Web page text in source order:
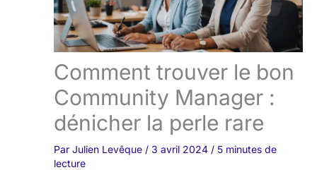
Comment trouver le bon
Community Manager :
dénicher la perle rare
Par Julien Levêque / 3 avril 2024 / 5 minutes de
lecture